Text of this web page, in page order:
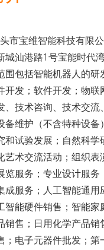
市宝维智能科技有限
城汕港路1号宝能时代
围包括智能机器人的
开发；软件开发；物
、技术咨询、技术交流
备维护（不含特种设
和试验发展；自然科
艺术交流活动；组织
览服务；专业设计服
成服务；人工智能通
智能硬件销售；智能
销售；日用化学产品销
；电子元器件批发；第